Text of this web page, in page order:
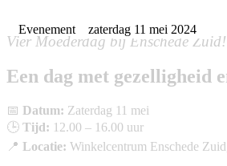
Evenement zaterdag 11 mei 2024
Vier Moederdag bij Enschede Zuid!
Een dag met gezelligheid
📅 Datum: Zaterdag 11 mei
🕒 Tijd: 12.00 – 16.00 uur
📍 Locatie: Winkelcentrum Enschede